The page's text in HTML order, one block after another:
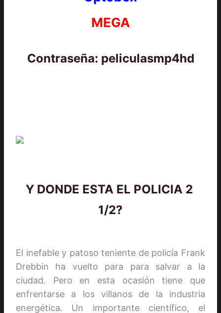
MEGA
Contraseña: peliculasmp4hd
Y DONDE ESTA EL POLICIA 2
1/2?
El inefable y patoso teniente de policía Frank
Drebbin ha vuelto para para salvar a la
ciudad. Pero en esta ocasión tiene que
enfrentarse a los villanos de la industria
energética. Un importante científico, el